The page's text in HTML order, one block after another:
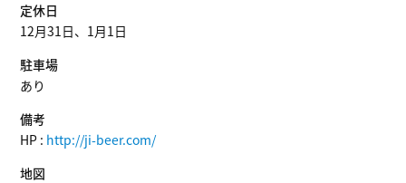
定休日
12月31日、1月1日
駐車場
あり
備考
HP : http://ji-beer.com/
地図